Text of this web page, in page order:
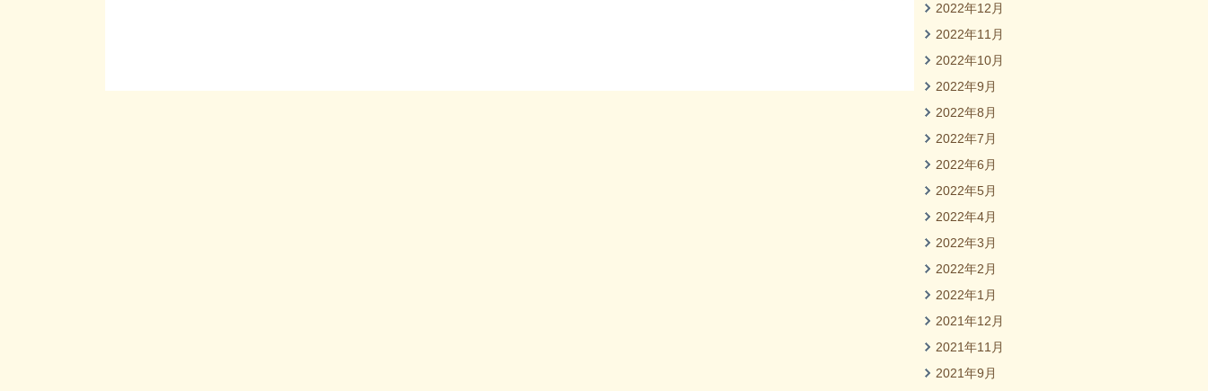
2022年12月
2022年11月
2022年10月
2022年9月
2022年8月
2022年7月
2022年6月
2022年5月
2022年4月
2022年3月
2022年2月
2022年1月
2021年12月
2021年11月
2021年9月